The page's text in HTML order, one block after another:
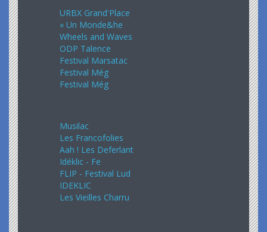
URBX Grand'Place
« Un Monde&he
Wheels and Waves
ODP Talence
Festival Marsatac
Festival Még
Festival Még
Musilac
Les Francofolies
Aah ! Les Deferlant
Idéklic - Fe
FLIP - Festival Lud
IDEKLIC
Les Vieilles Charru